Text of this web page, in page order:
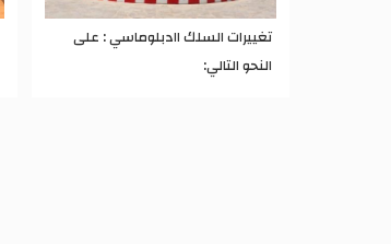
تغييرات السلك اادبلوماسي : على
النحو التالي: